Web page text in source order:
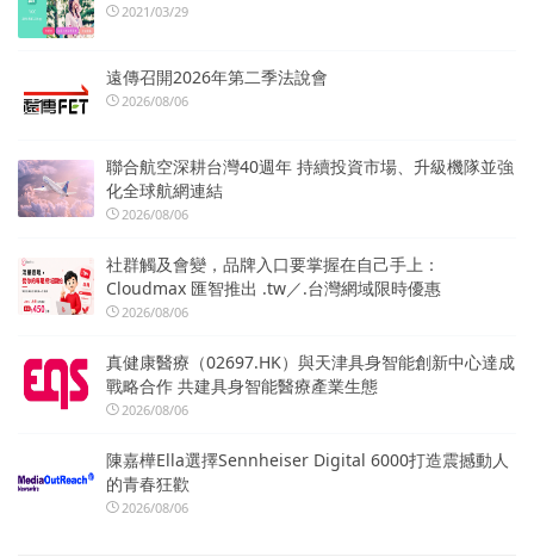
2021/03/29
遠傳召開2026年第二季法說會
2026/08/06
聯合航空深耕台灣40週年 持續投資市場、升級機隊並強
化全球航網連結
2026/08/06
社群觸及會變，品牌入口要掌握在自己手上：
Cloudmax 匯智推出 .tw／.台灣網域限時優惠
2026/08/06
真健康醫療（02697.HK）與天津具身智能創新中心達成
戰略合作 共建具身智能醫療產業生態
2026/08/06
陳嘉樺Ella選擇Sennheiser Digital 6000打造震撼動人
的青春狂歡
2026/08/06